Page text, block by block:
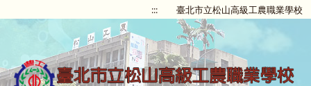
::: 臺北市立松山高級工農職業學校